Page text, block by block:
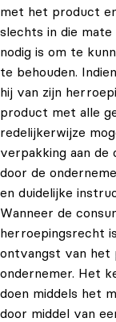
met het product
slechts in die
nodig is om te
te behouden. Indien
hij van zijn
product met alle
redelijkerwijze
verpakking aan
door de
en duidelijke
Wanneer de
herroepingsrecht
ontvangst van het
ondernemer. Het
doen middels het
door middel van